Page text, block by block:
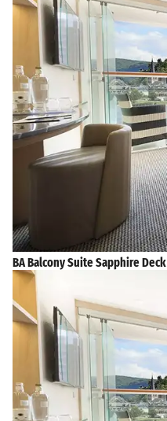
BA Balcony Suite Sapphire Deck